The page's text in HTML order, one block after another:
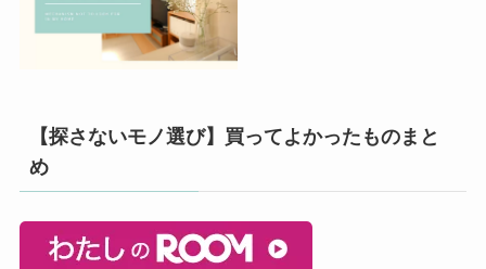
【探さないモノ選び】買ってよかったものまと
め